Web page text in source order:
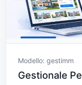
Modello: gestimm
Gestionale